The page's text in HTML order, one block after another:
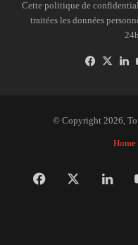
Cette politique de
traitées les données
X
© Copyright 2026,
Home
Facebook